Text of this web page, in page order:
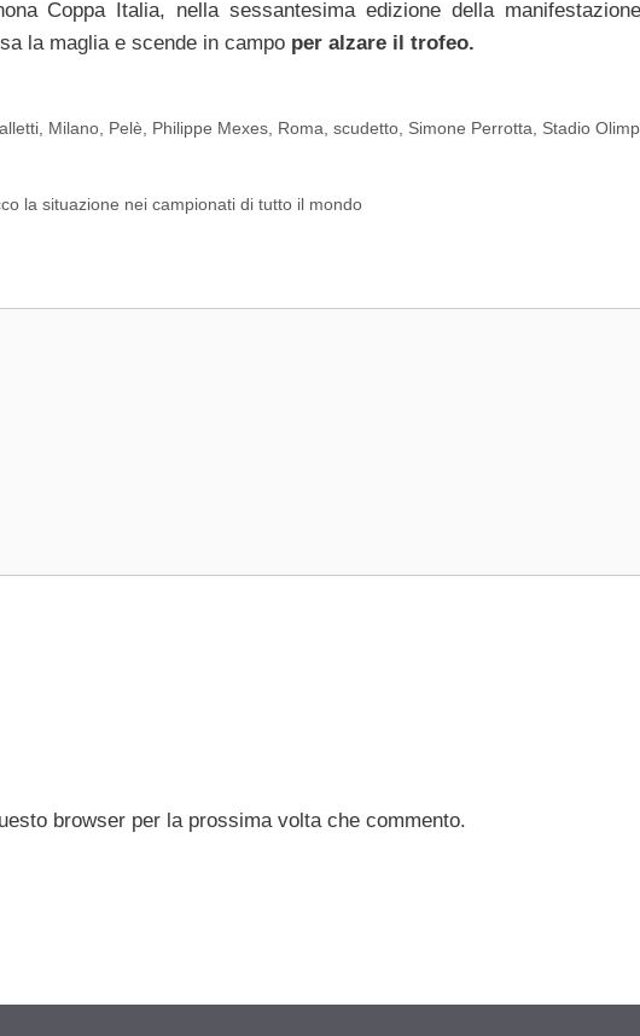
Coppa Italia, nella sessantesima edizione della
la maglia e scende in campo per alzare il trofeo.
Milano Pelè Philippe Mexes Roma ,scudetto Simone Perrotta Stadio
la situazione nei campionati di tutto il mondo
browser per la prossima volta che commento.